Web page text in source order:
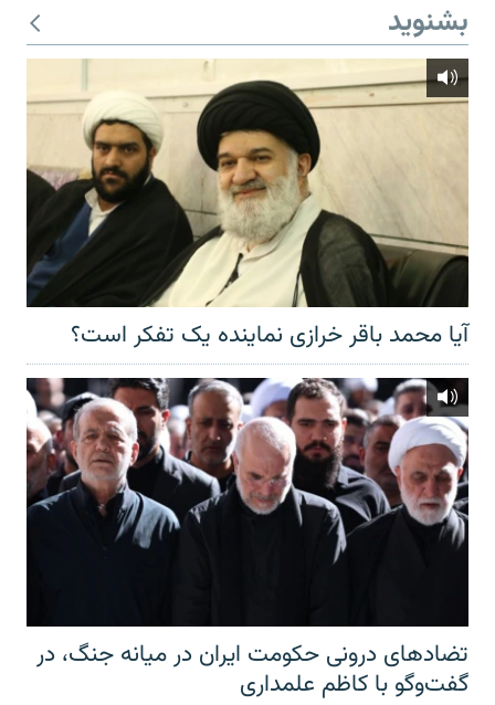
بشنوید
آیا محمد باقر خرازی نماینده یک تفکر است؟
تضادهای درونی حکومت ایران در میانه جنگ، در
گفت‌‌وگو با کاظم علمداری